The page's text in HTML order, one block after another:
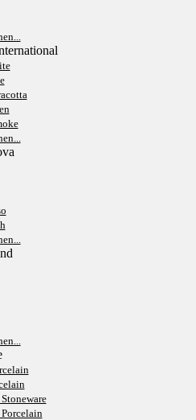
Porcelain